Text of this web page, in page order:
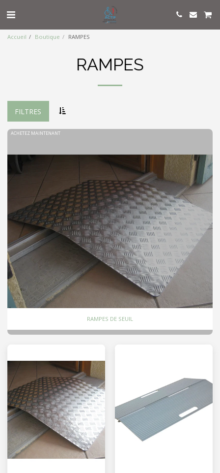
Accueil Boutique RAMPES
RAMPES
FILTRES
ACHETEZ MAINTENANT
RAMPES DE SEUIL